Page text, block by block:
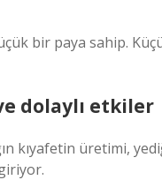
bir paya sahip.
dolaylı etkiler
kıyafetin üretimi,